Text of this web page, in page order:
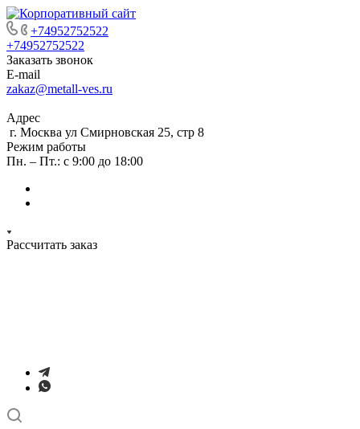
+74952752522
+74952752522
Заказать звонок
E-mail
zakaz@metall-ves.ru
Адрес
г. Москва ул Смирновская 25, стр 8
Режим работы
Пн. – Пт.: с 9:00 до 18:00
Рассчитать заказ